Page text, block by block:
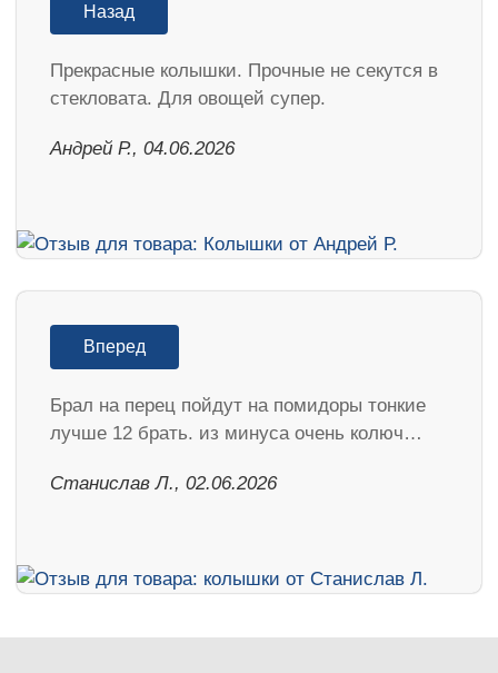
Назад
Прекрасные колышки. Прочные не секутся в
стекловата. Для овощей супер.
Андрей Р., 04.06.2026
Вперед
Брал на перец пойдут на помидоры тонкие
лучше 12 брать. из минуса очень колюч…
Станислав Л., 02.06.2026